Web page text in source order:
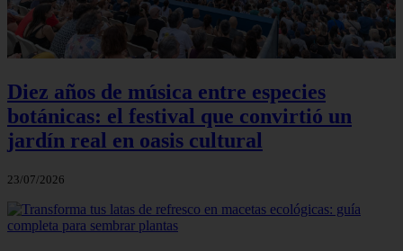
Diez años de música entre especies
botánicas: el festival que convirtió un
jardín real en oasis cultural
23/07/2026